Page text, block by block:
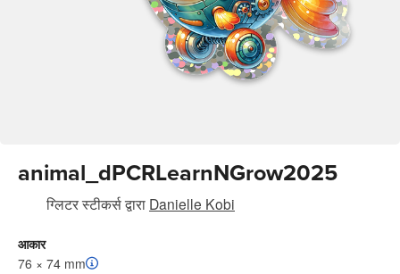
animal_dPCRLearnNGrow2025
ग्लिटर स्टीकर्सद्वारा Danielle Kobi
आकार
76 × 74 mm